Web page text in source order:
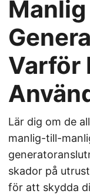
Manlig
Varför
Lär dig om de
manlig-till-
skador på
för att skydda